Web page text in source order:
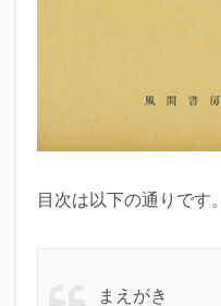
目次は以下の通りです。
まえがき